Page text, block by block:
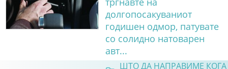
долгопосакуваниот
годишен одмор, патувате
со солидно натоварен
авт...
ШТО ДА НАПРАВИМЕ КОГА